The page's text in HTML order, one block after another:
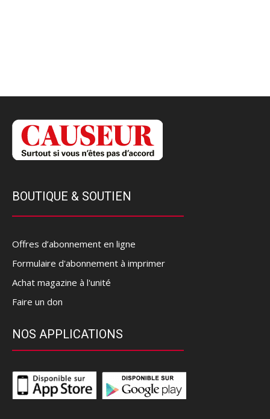
BOUTIQUE & SOUTIEN
Offres d’abonnement en ligne
Formulaire d'abonnement à imprimer
Achat magazine à l'unité
Faire un don
NOS APPLICATIONS